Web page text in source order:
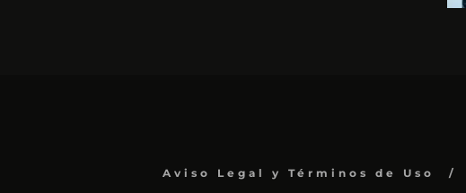
Aviso Legal y Términos de Uso